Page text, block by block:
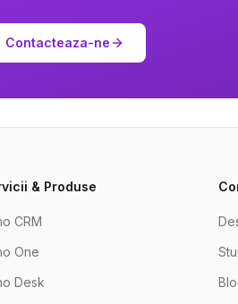
Contacteaza-ne
& Produse
CRM
One
Desk